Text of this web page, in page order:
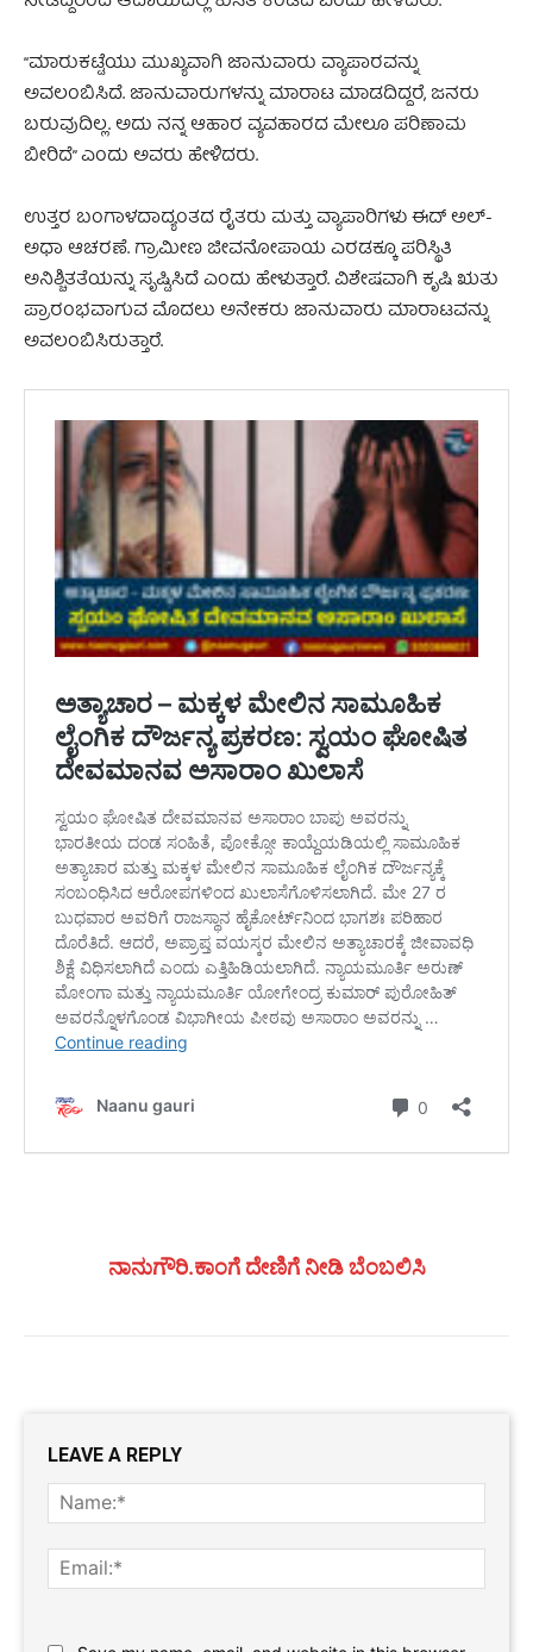
“ಮಾರುಕಟ್ಟೆಯು ಮುಖ್ಯವಾಗಿ ಜಾನುವಾರು ವ್ಯಾಪಾರವನ್ನು
ಅವಲಂಬಿಸಿದೆ. ಜಾನುವಾರುಗಳನ್ನು ಮಾರಾಟ ಮಾಡದಿದ್ದರೆ, ಜನರು
ಬರುವುದಿಲ್ಲ. ಅದು ನನ್ನ ಆಹಾರ ವ್ಯವಹಾರದ ಮೇಲೂ ಪರಿಣಾಮ
ಬೀರಿದೆ” ಎಂದು ಅವರು ಹೇಳಿದರು.
ಉತ್ತರ ಬಂಗಾಳದಾದ್ಯಂತದ ರೈತರು ಮತ್ತು ವ್ಯಾಪಾರಿಗಳು ಈದ್ ಅಲ್-
ಅಧಾ ಆಚರಣೆ. ಗ್ರಾಮೀಣ ಜೀವನೋಪಾಯ ಎರಡಕ್ಕೂ ಪರಿಸ್ಥಿತಿ
ಅನಿಶ್ಚಿತತೆಯನ್ನು ಸೃಷ್ಟಿಸಿದೆ ಎಂದು ಹೇಳುತ್ತಾರೆ. ವಿಶೇಷವಾಗಿ ಕೃಷಿ ಋತು
ಪ್ರಾರಂಭವಾಗುವ ಮೊದಲು ಅನೇಕರು ಜಾನುವಾರು ಮಾರಾಟವನ್ನು
ಅವಲಂಬಿಸಿರುತ್ತಾರೆ.
ನಾನುಗೌರಿ.ಕಾಂಗೆ ದೇಣಿಗೆ ನೀಡಿ ಬೆಂಬಲಿಸಿ
LEAVE A REPLY